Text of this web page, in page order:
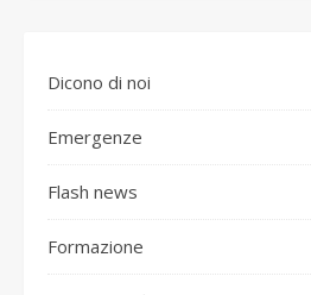
Dicono di noi
Emergenze
Flash news
Formazione